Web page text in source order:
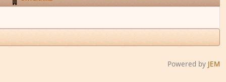
Powered by JEM